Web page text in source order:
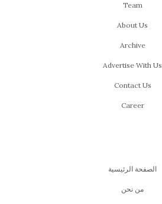
Team
About Us
Archive
Advertise With Us
Contact Us
Career
الصفحة الرئيسية
من نحن